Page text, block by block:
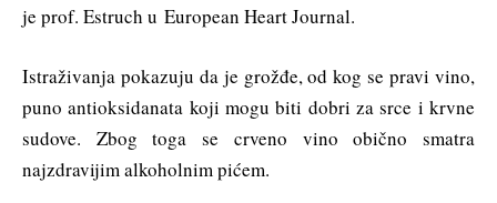
je prof. Estruch u European Heart Journal.
Istraživanja pokazuju da je grožđe, od kog se pravi vino,
puno antioksidanata koji mogu biti dobri za srce i krvne
sudove. Zbog toga se crveno vino obično smatra
najzdravijim alkoholnim pićem.